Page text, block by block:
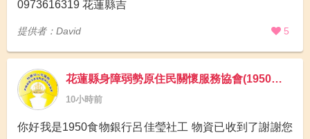
0973616319 花蓮縣吉
提供者：David 5
花蓮縣身障弱勢原住民關懷服務協會(1950食物銀行)
10小時前
你好我是1950食物銀行呂佳瑩社工 物資已收到了謝謝您